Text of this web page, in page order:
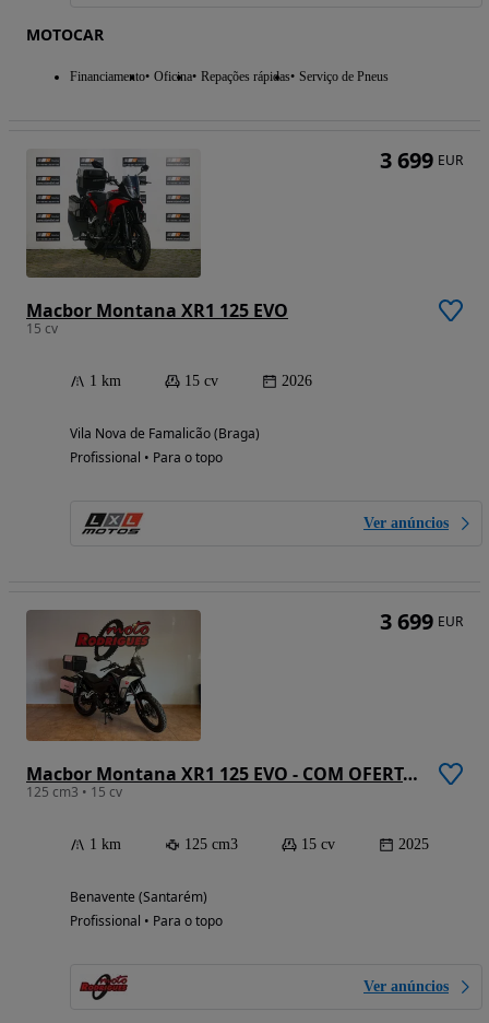
MOTOCAR
Financiamento Oficina Repações rápidas Serviço de Pneus
Macbor Montana XR1 125 EVO
15 cv
1 km 15 cv 2026
Vila Nova de Famalicão (Braga)
Profissional • Para o topo
Ver anúncios
3 699 EUR
Macbor Montana XR1 125 EVO - COM OFERTA 3 MALAS + EQUIPAMENTO
125 cm3 • 15 cv
1 km 125 cm3 15 cv 2025
Benavente (Santarém)
Profissional • Para o topo
Ver anúncios
3 699 EUR